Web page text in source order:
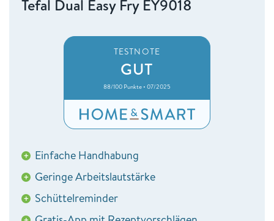
Tefal Dual Easy Fry EY9018
TESTNOTE
GUT
88/100 Punkte • 07/2025
+ Einfache Handhabung
+ Geringe Arbeitslautstärke
+ Schüttelreminder